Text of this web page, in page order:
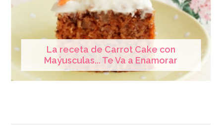
La receta de Carrot Cake con
Maýusculas... Te Va a Enamorar